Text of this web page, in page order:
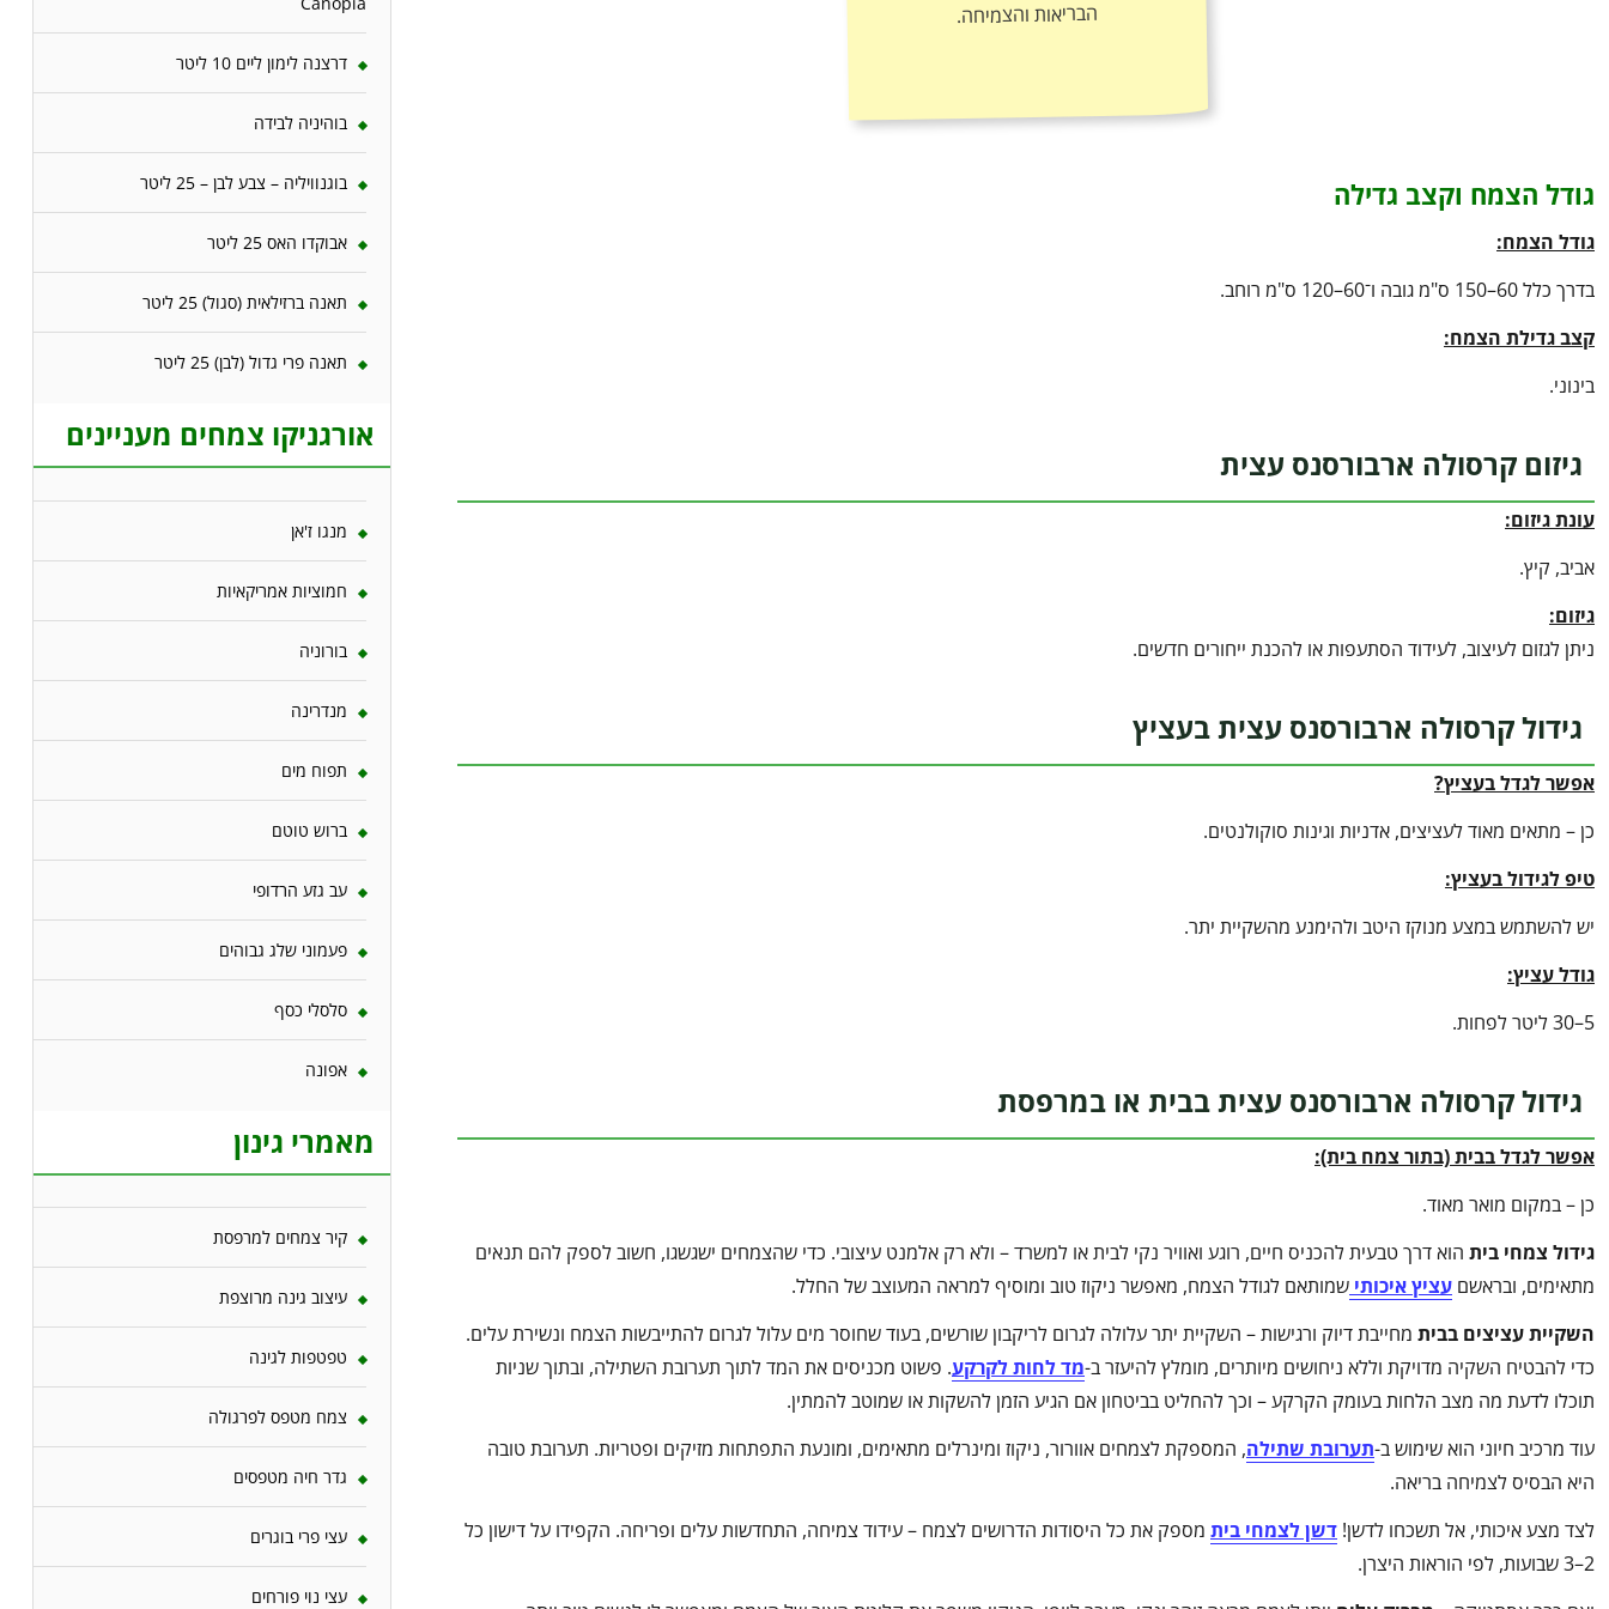
הבריאות והצמיחה.
גודל הצמח וקצב גדילה
גודל הצמח:
בדרך כלל 60–150 ס"מ גובה ו־60–120 ס"מ רוחב.
קצב גדילת הצמח:
בינוני.
גיזום קרסולה ארבורסנס עצית
עונת גיזום:
אביב, קיץ.
גיזום:
ניתן לגזום לעיצוב, לעידוד הסתעפות או להכנת ייחורים חדשים.
גידול קרסולה ארבורסנס עצית בעציץ
אפשר לגדל בעציץ?
כן – מתאים מאוד לעציצים, אדניות וגינות סוקולנטים.
טיפ לגידול בעציץ:
יש להשתמש במצע מנוקז היטב ולהימנע מהשקיית יתר.
גודל עציץ:
5–30 ליטר לפחות.
גידול קרסולה ארבורסנס עצית בבית או במרפסת
אפשר לגדל בבית (בתור צמח בית):
כן – במקום מואר מאוד.
גידול צמחי בית הוא דרך טבעית להכניס חיים, רוגע ואוויר נקי לבית או למשרד – ולא רק אלמנט עיצובי. כדי שהצמחים ישגשגו, חשוב לספק להם תנאים
מתאימים, ובראשם עציץ איכותי שמותאם לגודל הצמח, מאפשר ניקוז טוב ומוסיף למראה המעוצב של החלל.
השקיית עציצים בבית מחייבת דיוק ורגישות – השקיית יתר עלולה לגרום לריקבון שורשים, בעוד שחוסר מים עלול לגרום להתייבשות הצמח ונשירת עלים.
כדי להבטיח השקיה מדויקת וללא ניחושים מיותרים, מומלץ להיעזר ב-מד לחות לקרקע. פשוט מכניסים את המד לתוך תערובת השתילה, ובתוך שניות
תוכלו לדעת מה מצב הלחות בעומק הקרקע – וכך להחליט בביטחון אם הגיע הזמן להשקות או שמוטב להמתין.
עוד מרכיב חיוני הוא שימוש ב-תערובת שתילה, המספקת לצמחים אוורור, ניקוז ומינרלים מתאימים, ומונעת התפתחות מזיקים ופטריות. תערובת טובה
היא הבסיס לצמיחה בריאה.
לצד מצע איכותי, אל תשכחו לדשן! דשן לצמחי בית מספק את כל היסודות הדרושים לצמח – עידוד צמיחה, התחדשות עלים ופריחה. הקפידו על דישון כל
2–3 שבועות, לפי הוראות היצרן.
דרצנה לימון ליים 10 ליטר
בוהיניה לבידה
בוגנוויליה – צבע לבן – 25 ליטר
אבוקדו האס 25 ליטר
תאנה ברזילאית (סגול) 25 ליטר
תאנה פרי גדול (לבן) 25 ליטר
אורגניקו צמחים מעניינים
מנגו ז'אן
חמוציות אמריקאיות
בורוניה
מנדרינה
תפוח מים
ברוש טוטם
עב גזע הרדופי
פעמוני שלג גבוהים
סלסלי כסף
אפונה
מאמרי גינון
קיר צמחים למרפסת
עיצוב גינה מרוצפת
טפטפות לגינה
צמח מטפס לפרגולה
גדר חיה מטפסים
עצי פרי בוגרים
עצי נוי פורחים